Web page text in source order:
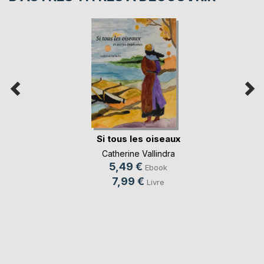
Si tous les oiseaux
Catherine Vallindra
5,49 € Ebook
7,99 € Livre